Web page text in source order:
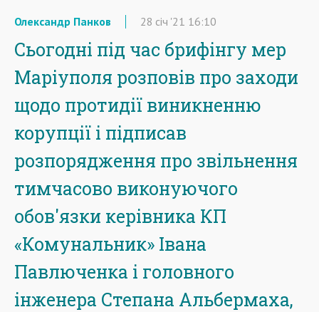
Олександр Панков 28 січ '21 16:10
Сьогодні під час брифінгу мер
Маріуполя розповів про заходи
щодо протидії виникненню
корупції і підписав
розпорядження про звільнення
тимчасово виконуючого
обов'язки керівника КП
«Комунальник» Івана
Павлюченка і головного
інженера Степана Альбермаха,